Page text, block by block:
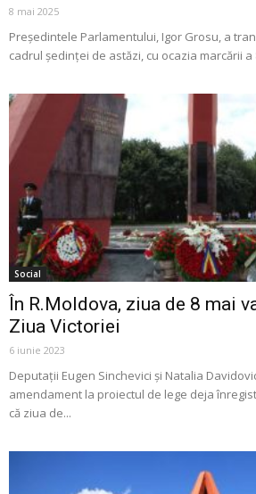
8 mai 2025
Președintele Parlamentului, Igor Grosu, a
cadrul ședinței de astăzi, cu ocazia marcării a
Social
În R.Moldova, ziua de 8 mai
Ziua Victoriei
6 iunie 2023
Deputații Eugen Sinchevici și Natalia
amendament la proiectul de lege deja
că ziua de...